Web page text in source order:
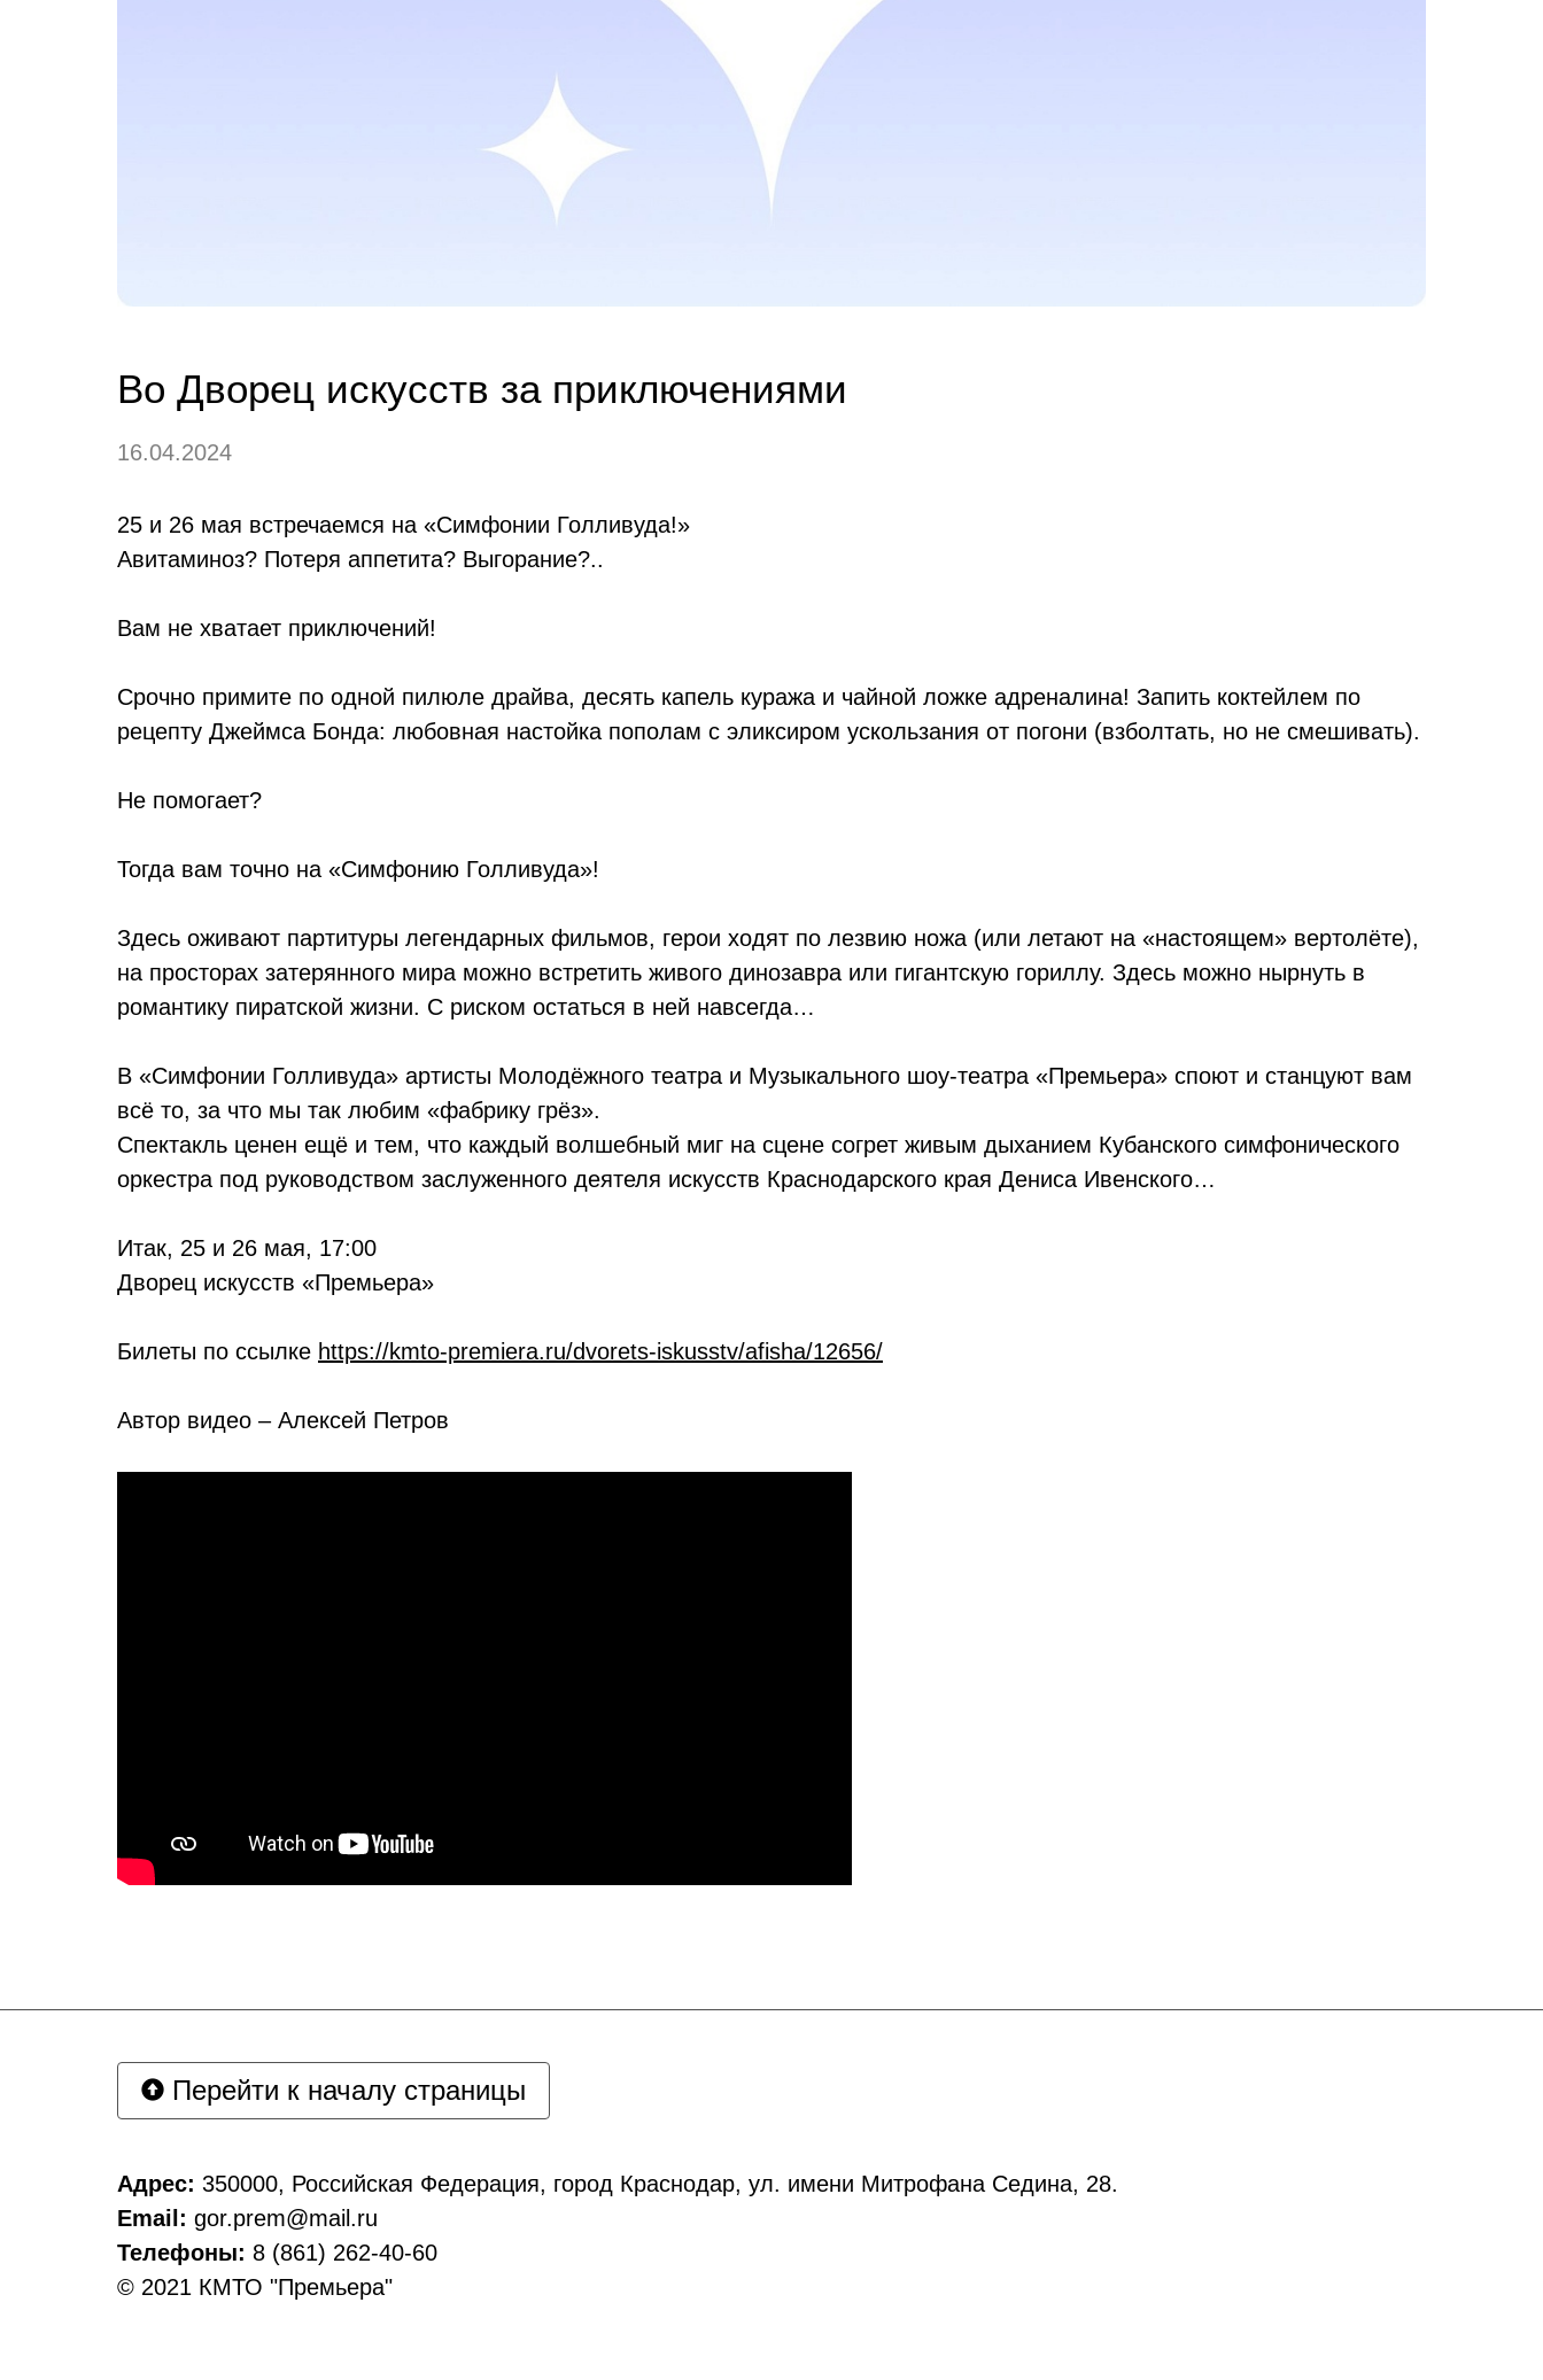
Во Дворец искусств за приключениями
16.04.2024
25 и 26 мая встречаемся на «Симфонии Голливуда!»
Авитаминоз? Потеря аппетита? Выгорание?..
Вам не хватает приключений!
Срочно примите по одной пилюле драйва, десять капель куража и чайной ложке адреналина! Запить коктейлем по
рецепту Джеймса Бонда: любовная настойка пополам с эликсиром ускользания от погони (взболтать, но не смешивать).
Не помогает?
Тогда вам точно на «Симфонию Голливуда»!
Здесь оживают партитуры легендарных фильмов, герои ходят по лезвию ножа (или летают на «настоящем» вертолёте),
на просторах затерянного мира можно встретить живого динозавра или гигантскую гориллу. Здесь можно нырнуть в
романтику пиратской жизни. С риском остаться в ней навсегда…
В «Симфонии Голливуда» артисты Молодёжного театра и Музыкального шоу-театра «Премьера» споют и станцуют вам
всё то, за что мы так любим «фабрику грёз».
Спектакль ценен ещё и тем, что каждый волшебный миг на сцене согрет живым дыханием Кубанского симфонического
оркестра под руководством заслуженного деятеля искусств Краснодарского края Дениса Ивенского…
Итак, 25 и 26 мая, 17:00
Дворец искусств «Премьера»
Билеты по ссылке https://kmto-premiera.ru/dvorets-iskusstv/afisha/12656/
Автор видео – Алексей Петров
Перейти к началу страницы
Адрес: 350000, Российская Федерация, город Краснодар, ул. имени Митрофана Седина, 28.
Email: gor.prem@mail.ru
Телефоны: 8 (861) 262-40-60
© 2021 КМТО "Премьера"